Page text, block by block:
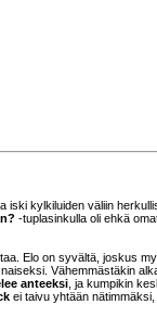
iski kylkiluiden väliin
-tuplasinkulla oli ehkä
Elo on syvältä, joskus
Vähemmästäkin
anteeksi , ja kumpikin
ei taivu yhtään